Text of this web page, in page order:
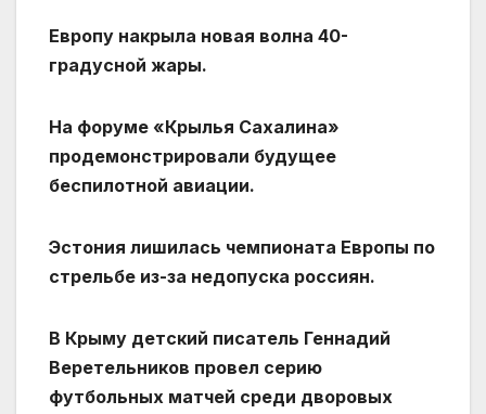
Европу накрыла новая волна 40-
градусной жары.
На форуме «Крылья Сахалина»
продемонстрировали будущее
беспилотной авиации.
Эстония лишилась чемпионата Европы по
стрельбе из-за недопуска россиян.
В Крыму детский писатель Геннадий
Веретельников провел серию
футбольных матчей среди дворовых